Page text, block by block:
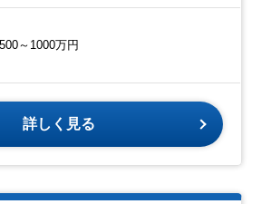
500～1000万円
詳しく見る